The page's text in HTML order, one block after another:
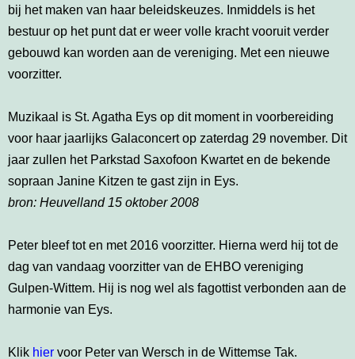
bij het maken van haar beleidskeuzes. Inmiddels is het
bestuur op het punt dat er weer volle kracht vooruit verder
gebouwd kan worden aan de vereniging. Met een nieuwe
voorzitter.
Muzikaal is St. Agatha Eys op dit moment in voorbereiding
voor haar jaarlijks Galaconcert op zaterdag 29 november. Dit
jaar zullen het Parkstad Saxofoon Kwartet en de bekende
sopraan Janine Kitzen te gast zijn in Eys.
bron: Heuvelland 15 oktober 2008
Peter bleef tot en met 2016 voorzitter. Hierna werd hij tot de
dag van vandaag voorzitter van de EHBO vereniging
Gulpen-Wittem. Hij is nog wel als fagottist verbonden aan de
harmonie van Eys.
Klik hier voor Peter van Wersch in de Wittemse Tak.